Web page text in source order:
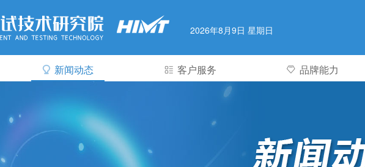
2026年8月9日 星期日
新闻动态 客户服务 品牌能力